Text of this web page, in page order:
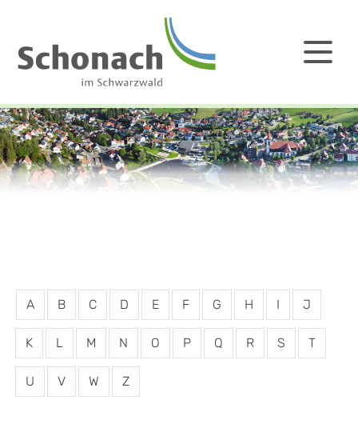
A B C D E F G H I J
K L M N O P Q R S T
U V W Z